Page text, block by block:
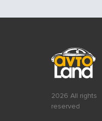
2026 All rights
reserved